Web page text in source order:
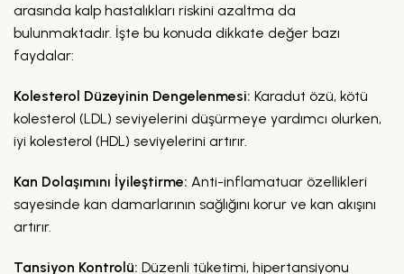
arasında kalp hastalıkları riskini azaltma da
bulunmaktadır. İşte bu konuda dikkate değer bazı
faydalar:
Kolesterol Düzeyinin Dengelenmesi: Karadut özü, kötü
kolesterol (LDL) seviyelerini düşürmeye yardımcı olurken,
iyi kolesterol (HDL) seviyelerini artırır.
Kan Dolaşımını İyileştirme: Anti-inflamatuar özellikleri
sayesinde kan damarlarının sağlığını korur ve kan akışını
artırır.
Tansiyon Kontrolü: Düzenli tüketimi, hipertansiyonu